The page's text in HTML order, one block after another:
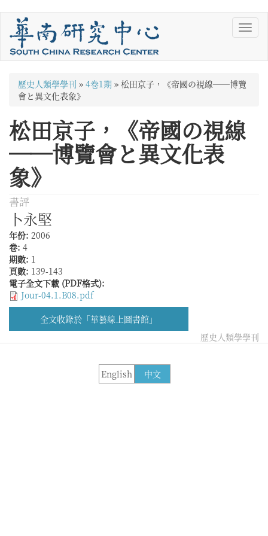
您
在
這
裡
歷史人類學學刊 » 4卷1期 » 松田京子，《帝國の視線──博覽
會と異文化表象》
松田京子，《帝國の視線
──博覽會と異文化表
象》
書評
卜永堅
年份: 2006
卷: 4
期數: 1
頁數: 139-143
電子全文下載 (PDF格式):
Jour-04.1.B08.pdf
全文收錄於「華藝線上圖書館」
歷史人類學學刊
中文
English